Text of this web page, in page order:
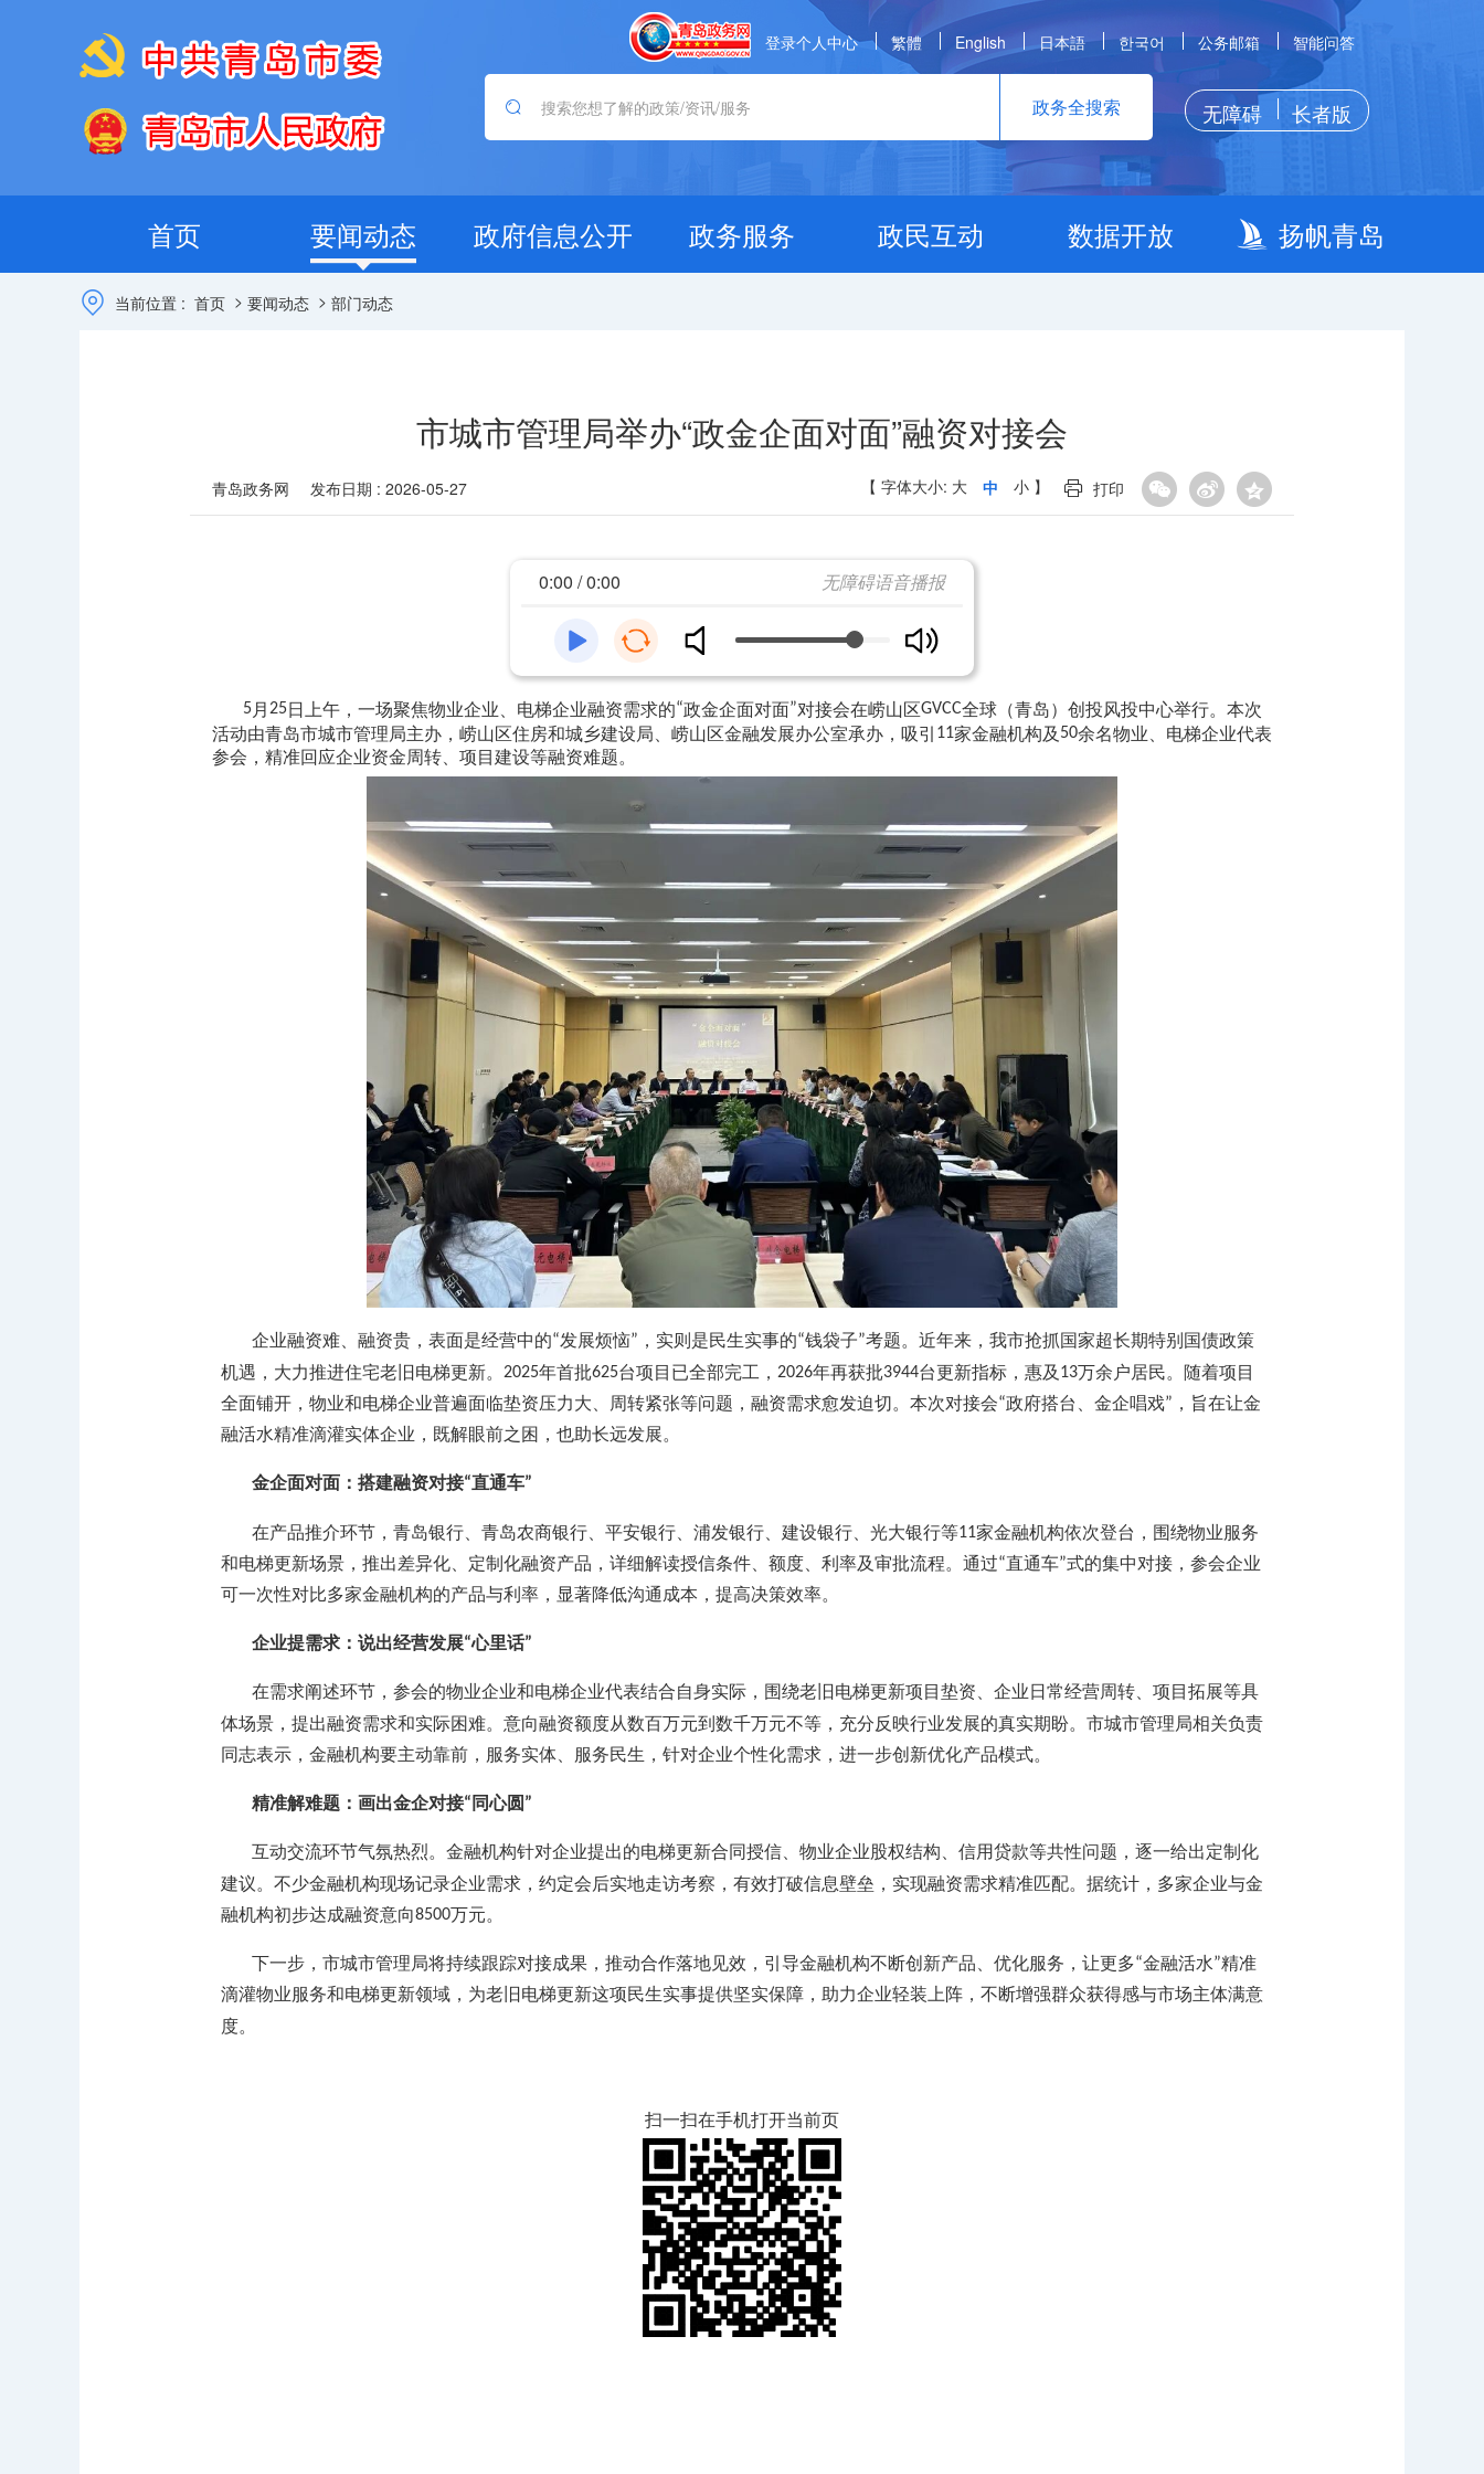
登录个人中心 繁體 English 日本語 한국어 公务邮箱 智能问答
无障碍 长者版
政务全搜索
首页 要闻动态 政府信息公开 政务服务 政民互动 数据开放 扬帆青岛
当前位置 : 首页 > 要闻动态 > 部门动态
市城市管理局举办“政金企面对面”融资对接会
青岛政务网 发布日期 : 2026-05-27 【 字体大小: 大 中 小 】 打印
无障碍语音播报
0:00 / 0:00
5月 25日上午，一场聚焦物业企业、电梯企业融资需求的“政金企面对面”对接会在崂山区GVCC全球（青岛）创投风投中心举行。本次
活动由青岛市城市管理局主办，崂山区住房和城乡建设局、崂山区金融发展办公室承办，吸引 11家金融机构及 50余名物业、电梯企业代表
参会，精准回应企业资金周转、项目建设等融资难题。
企业融资难、融资贵，表面是经营中的“发展烦恼” ，实则是民生实事的“钱袋子”考题。近年来，我市抢抓国家超长期特别国债政策
机遇，大力推进住宅老旧电梯更新。 2025年首批625台项目已全部完工， 2026年再获批3944台更新指标，惠及 13万余户居民。随着项目
全面铺开，物业和电梯企业普遍面临垫资压力大、周转紧张等问题，融资需求愈发迫切。本次对接会“政府搭台、金企唱戏” ，旨在让金
融活水精准滴灌实体企业，既解眼前之困，也助长远发展。
金企面对面：搭建融资对接“直通车”
在产品推介环节，青岛银行、青岛农商银行、平安银行、浦发银行、建设银行、光大银行等11家金融机构依次登台，围绕物业服务
和电梯更新场景，推出差异化、定制化融资产品，详细解读授信条件、额度、利率及审批流程。通过“直通车”式的集中对接，参会企业
可一次性对比多家金融机构的产品与利率，显著降低沟通成本，提高决策效率。
企业提需求：说出经营发展“心里话”
在需求阐述环节，参会的物业企业和电梯企业代表结合自身实际，围绕老旧电梯更新项目垫资、企业日常经营周转、项目拓展等具
体场景，提出融资需求和实际困难。意向融资额度从数百万元到数千万元不等，充分反映行业发展的真实期盼。市城市管理局相关负责
同志表示，金融机构要主动靠前，服务实体、服务民生，针对企业个性化需求，进一步创新优化产品模式。
精准解难题：画出金企对接“ 同心圆 ”
互动交流环节气氛热烈。金融机构针对企业提出的电梯更新合同授信、物业企业股权结构、信用贷款等共性问题，逐一给出定制化
建议。不少金融机构现场记录企业需求，约定会后实地走访考察，有效打破信息壁垒，实现融资需求精准匹配。据统计，多家企业与金
融机构初步达成融资意向8500万元。
下一步，市城市管理局将持续跟踪对接成果，推动合作落地见效，引导金融机构不断创新产品、优化服务，让更多“金融活水”精准
滴灌物业服务和电梯更新领域，为老旧电梯更新这项民生实事提供坚实保障，助力企业轻装上阵，不断增强群众获得感与市场主体满意
度。
扫一扫在手机打开当前页